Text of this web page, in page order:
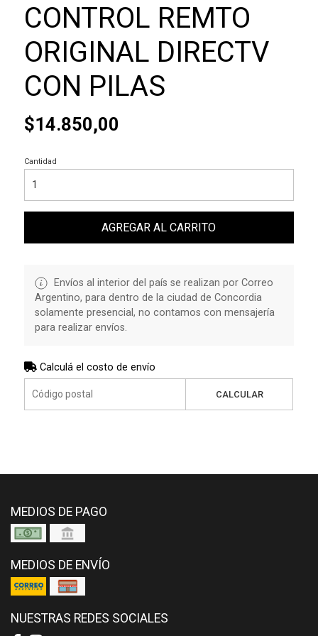
CONTROL REMTO
ORIGINAL DIRECTV
CON PILAS
$14.850,00
Cantidad
AGREGAR AL CARRITO
Envíos al interior del país se realizan por Correo
Argentino, para dentro de la ciudad de Concordia
solamente presencial, no contamos con mensajería
para realizar envíos.
Calculá el costo de envío
CALCULAR
MEDIOS DE PAGO
MEDIOS DE ENVÍO
NUESTRAS REDES SOCIALES